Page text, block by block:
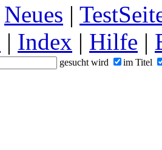
Neues |
| Index | Hilfe |
gesucht wird im Titel